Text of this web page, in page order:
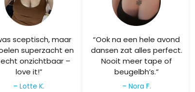
sceptisch, maar
superzacht en
echt onzichtbaar –
love it!”
– Lotte K.
“Ook na een hele avond
dansen zat alles perfect.
Nooit meer tape of
beugelbh’s.”
– Nora F.